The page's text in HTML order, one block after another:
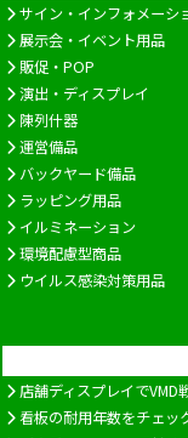
サイン・インフォメーシ
展示会・イベント用品
販促・POP
演出・ディスプレイ
陳列什器
運営備品
バックヤード備品
ラッピング用品
イルミネーション
環境配慮型商品
ウイルス感染対策用品
店舗ディスプレイでVMD
看板の耐用年数をチェッ